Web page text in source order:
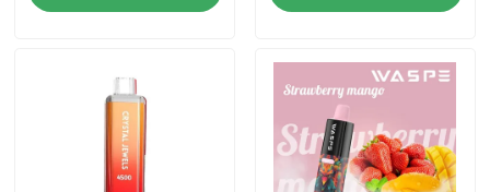
Beschikbare Vape-Pen
Het Beschikbare Vape Apparaat van CBD